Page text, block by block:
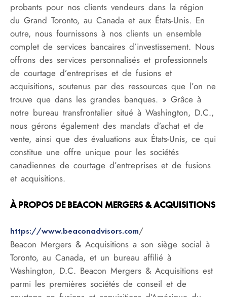
probants pour nos clients vendeurs dans la région
du Grand Toronto, au Canada et aux États-Unis. En
outre, nous fournissons à nos clients un ensemble
complet de services bancaires d’investissement. Nous
offrons des services personnalisés et professionnels
de courtage d’entreprises et de fusions et
acquisitions, soutenus par des ressources que l’on ne
trouve que dans les grandes banques. » Grâce à
notre bureau transfrontalier situé à Washington, D.C.,
nous gérons également des mandats d’achat et de
vente, ainsi que des évaluations aux États-Unis, ce qui
constitue une offre unique pour les sociétés
canadiennes de courtage d’entreprises et de fusions
et acquisitions.
À PROPOS DE BEACON MERGERS & ACQUISITIONS
https://www.beaconadvisors.com/
Beacon Mergers & Acquisitions a son siège social à
Toronto, au Canada, et un bureau affilié à
Washington, D.C. Beacon Mergers & Acquisitions est
parmi les premières sociétés de conseil et de